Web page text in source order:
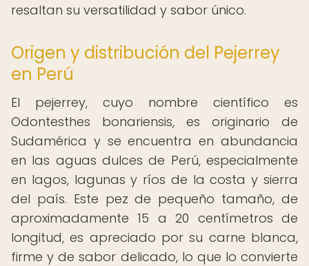
resaltan su versatilidad y sabor único.
Origen y distribución del Pejerrey
en Perú
El pejerrey, cuyo nombre científico es
Odontesthes bonariensis, es originario de
Sudamérica y se encuentra en abundancia
en las aguas dulces de Perú, especialmente
en lagos, lagunas y ríos de la costa y sierra
del país. Este pez de pequeño tamaño, de
aproximadamente 15 a 20 centímetros de
longitud, es apreciado por su carne blanca,
firme y de sabor delicado, lo que lo convierte